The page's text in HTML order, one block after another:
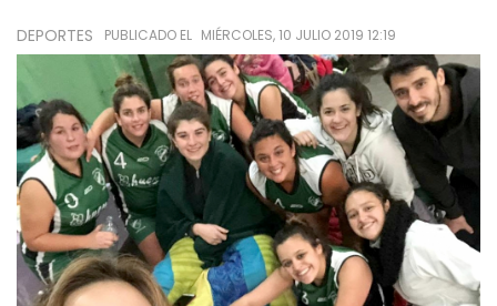
DEPORTES PUBLICADO EL MIÉRCOLES, 10 JULIO 2019 12:19